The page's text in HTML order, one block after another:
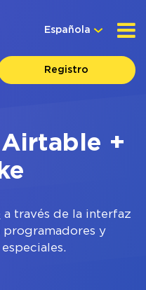
Española
Registro
+
a través de la interfaz
programadores y